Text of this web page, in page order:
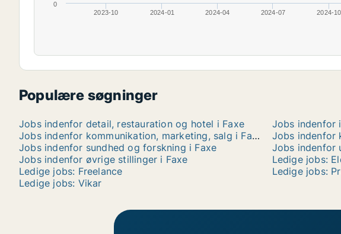
2023-10 2024-01 2024-04 2024-07 2024-10
0
Populære søgninger
Jobs indenfor detail, restauration og hotel i Faxe Jobs indenfor
Jobs indenfor kommunikation, marketing, salg i Faxe
Jobs indenfor
Jobs indenfor sundhed og forskning i Faxe
Jobs indenfor
Jobs indenfor øvrige stillinger i Faxe
Ledige jobs:
Ledige jobs: Freelance
Ledige jobs:
Ledige jobs: Vikar